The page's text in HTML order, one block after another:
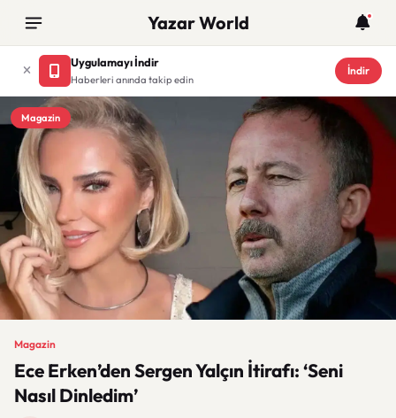
Yazar World
Uygulamayı İndir
Haberleri anında takip edin
İndir
Magazin
Magazin
Ece Erken’den Sergen Yalçın İtirafı: ‘Seni
Nasıl Dinledim’